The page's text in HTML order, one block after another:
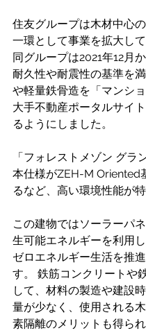
住友グループは木材中心
一環として事業を拡大して
同グループは2021年12月
耐久性や耐震性の基準を
や軽量鉄骨造を「マンシ
大手不動産ポータルサイ
るようにしました。
「フォレストメゾン グラ
本仕様がZEH-M Oriented
るなど、高い環境性能が特
この建物ではソーラーパ
生可能エネルギーを利用
ゼロエネルギー生活を推
す。 鉄筋コンクリートや
して、材料の製造や建設
量が少なく、使用される
素隔離のメリットも得られ